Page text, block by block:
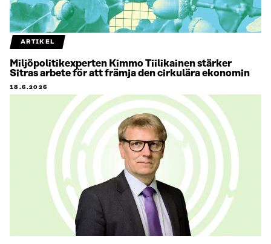
ARTIKEL
Miljöpolitikexperten Kimmo Tiilikainen stärker
Sitras arbete för att främja den cirkulära ekonomin
18.6.2026